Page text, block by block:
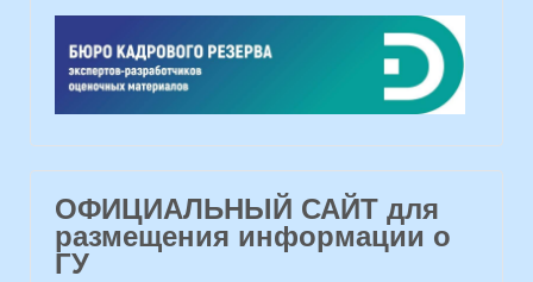
ОФИЦИАЛЬНЫЙ САЙТ для
размещения информации о
ГУ